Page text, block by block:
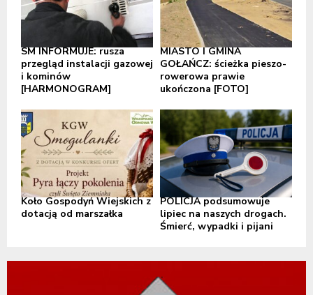
SM INFORMUJE: rusza
przegląd instalacji gazowej
i kominów
[HARMONOGRAM]
MIASTO I GMINA
GOŁAŃCZ: ścieżka pieszo-
rowerowa prawie
ukończona [FOTO]
Koło Gospodyń Wiejskich z
dotacją od marszałka
POLICJA podsumowuje
lipiec na naszych drogach.
Śmierć, wypadki i pijani